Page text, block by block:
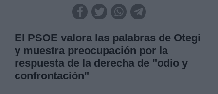
El PSOE valora las palabras de Otegi
y muestra preocupación por la
respuesta de la derecha de "odio y
confrontación"
Legitimación:
Destinatarios: